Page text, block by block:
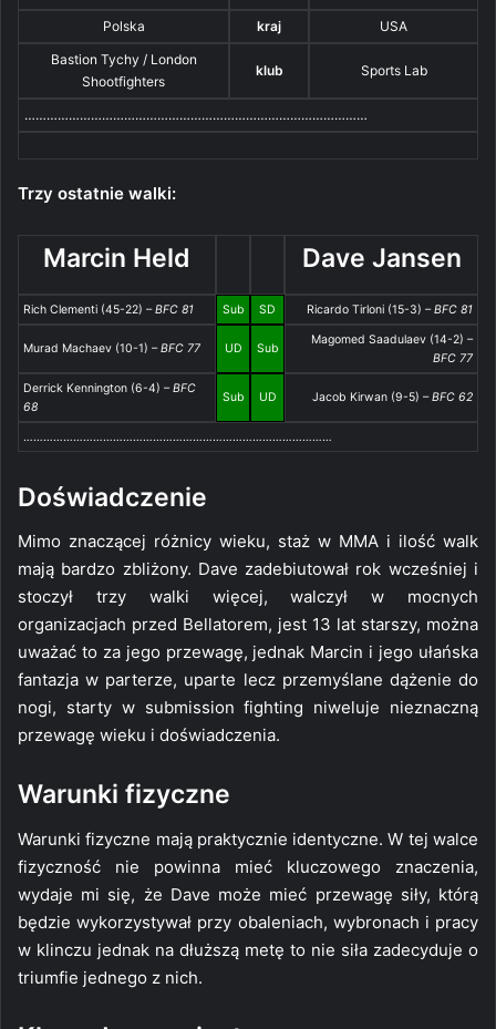
Polska
kraj
USA
Bastion Tychy / London
Shootfighters
klub Sports Lab
…………………………………………………………………………………
Trzy ostatnie walki:
Marcin Held Dave Jansen
Rich Clementi (45-22) –BFC 81 Sub SD Ricardo Tirloni (15-3) –BFC 81
Murad Machaev (10-1) –BFC 77 UD Sub
Magomed Saadulaev (14-2) –
BFC 77
Derrick Kennington (6-4) –BFC
68
Sub UD Jacob Kirwan (9-5) –BFC 62
…………………………………………………………………………………
Doświadczenie
Mimo znaczącej różnicy wieku, staż w MMA i ilość walk
mają bardzo zbliżony. Dave zadebiutował rok wcześniej i
stoczył trzy walki więcej, walczył w mocnych
organizacjach przed Bellatorem, jest 13 lat starszy, można
uważać to za jego przewagę, jednak Marcin i jego ułańska
fantazja w parterze, uparte lecz przemyślane dążenie do
nogi, starty w submission fighting niweluje nieznaczną
przewagę wieku i doświadczenia.
Warunki fizyczne
Warunki fizyczne mają praktycznie identyczne. W tej walce
fizyczność nie powinna mieć kluczowego znaczenia,
wydaje mi się, że Dave może mieć przewagę siły, którą
będzie wykorzystywał przy obaleniach, wybronach i pracy
w klinczu jednak na dłuższą metę to nie siła zadecyduje o
triumfie jednego z nich.